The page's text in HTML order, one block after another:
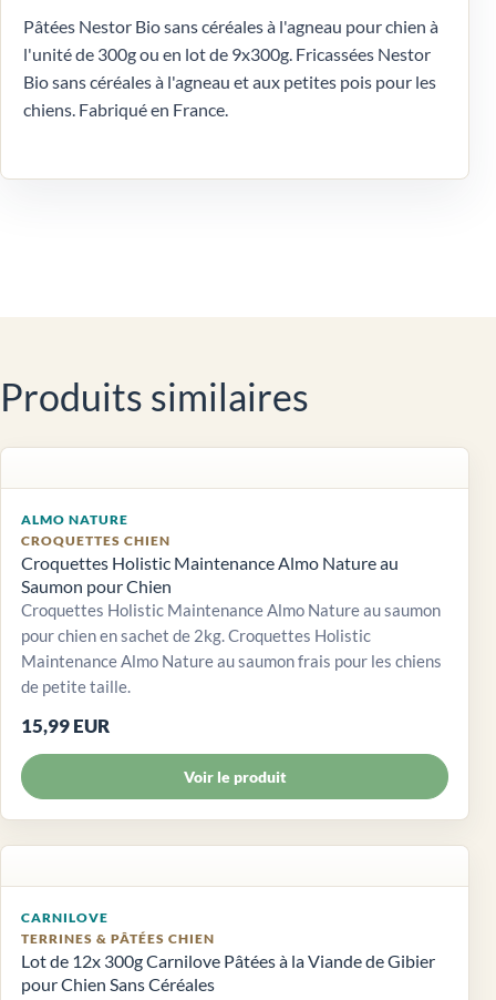
Pâtées Nestor Bio sans céréales à l'agneau pour chien à
l'unité de 300g ou en lot de 9x300g. Fricassées Nestor
Bio sans céréales à l'agneau et aux petites pois pour les
chiens. Fabriqué en France.
Produits similaires
ALMO NATURE
CROQUETTES CHIEN
Croquettes Holistic Maintenance Almo Nature au
Saumon pour Chien
Croquettes Holistic Maintenance Almo Nature au saumon
pour chien en sachet de 2kg. Croquettes Holistic
Maintenance Almo Nature au saumon frais pour les chiens
de petite taille.
15,99 EUR
Voir le produit
CARNILOVE
TERRINES & PÂTÉES CHIEN
Lot de 12x 300g Carnilove Pâtées à la Viande de Gibier
pour Chien Sans Céréales